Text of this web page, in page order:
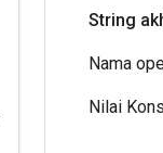
String
Nama
Nilai